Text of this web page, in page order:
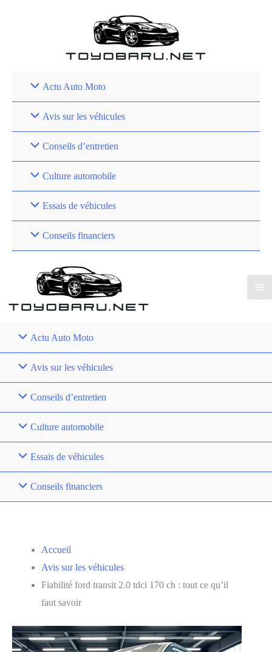
Actu Auto Moto
Avis sur les véhicules
Conseils d’entretien
Culture automobile
Essais de véhicules
Conseils financiers
Actu Auto Moto
Avis sur les véhicules
Conseils d’entretien
Culture automobile
Essais de véhicules
Conseils financiers
Accueil
Avis sur les véhicules
Fiabilité ford transit 2.0 tdci 170 ch : tout ce qu’il
faut savoir